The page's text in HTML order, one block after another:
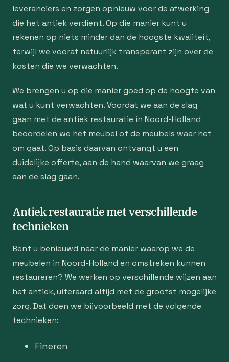
leveranciers en zorgen opnieuw voor de afwerking
die het antiek verdient. Op die manier kunt u
rekenen op niets minder dan de hoogste kwaliteit,
terwijl we vooraf natuurlijk transparant zijn over de
kosten die we verwachten.
We brengen u op die manier goed op de hoogte van
wat u kunt verwachten. Voordat we aan de slag
gaan met de antiek restauratie in Noord-Holland
beoordelen we het meubel of de meubels waar het
om gaat. Op basis daarvan ontvangt u een
duidelijke offerte, aan de hand waarvan we graag
aan de slag gaan.
Antiek restauratie met verschillende
technieken
Bent u benieuwd naar de manier waarop we de
meubelen in Noord-Holland en omstreken kunnen
restaureren? We werken op verschillende wijzen aan
het antiek, uiteraard altijd met de grootst mogelijke
zorg. Dat doen we bijvoorbeeld met de volgende
technieken:
Fineren